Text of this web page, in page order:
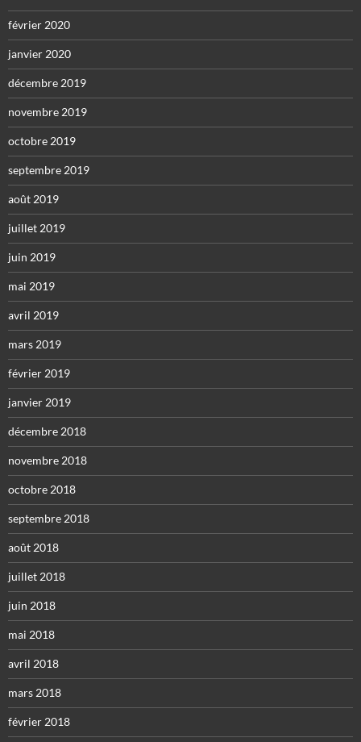
février 2020
janvier 2020
décembre 2019
novembre 2019
octobre 2019
septembre 2019
août 2019
juillet 2019
juin 2019
mai 2019
avril 2019
mars 2019
février 2019
janvier 2019
décembre 2018
novembre 2018
octobre 2018
septembre 2018
août 2018
juillet 2018
juin 2018
mai 2018
avril 2018
mars 2018
février 2018